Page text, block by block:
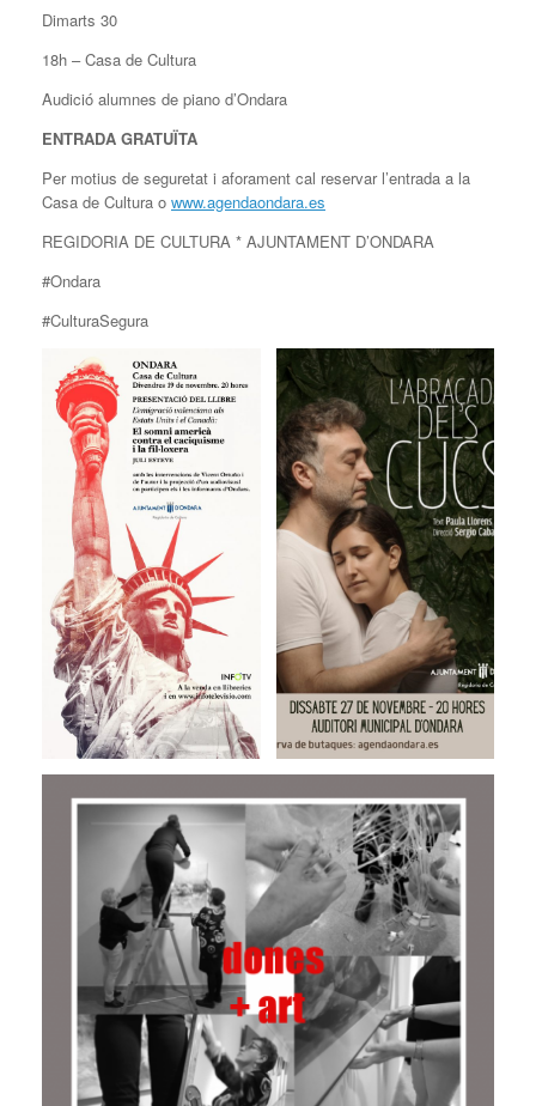
Dimarts 30
18h – Casa de Cultura
Audició alumnes de piano d’Ondara
ENTRADA GRATUÏTA
Per motius de seguretat i aforament cal reservar l’entrada a la
Casa de Cultura o www.agendaondara.es
REGIDORIA DE CULTURA * AJUNTAMENT D’ONDARA
#Ondara
#CulturaSegura